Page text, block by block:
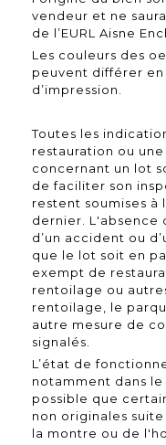
vendeur et ne
de l’EURL Aisne
Les couleurs des
peuvent différer en
d’impression.
Toutes les
restauration ou
concernant un lot
de faciliter son
restent soumises à
dernier. L'absence
d’un accident ou
que le lot soit en
exempt de
rentoilage ou
rentoilage, le
autre mesure de
signalés.
L’état de
notamment dans
possible que
non originales
la montre ou de